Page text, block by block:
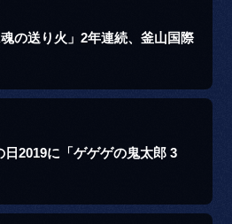
魂の送り火」2年連続、釜山国際
2019に「ゲゲゲの鬼太郎 3